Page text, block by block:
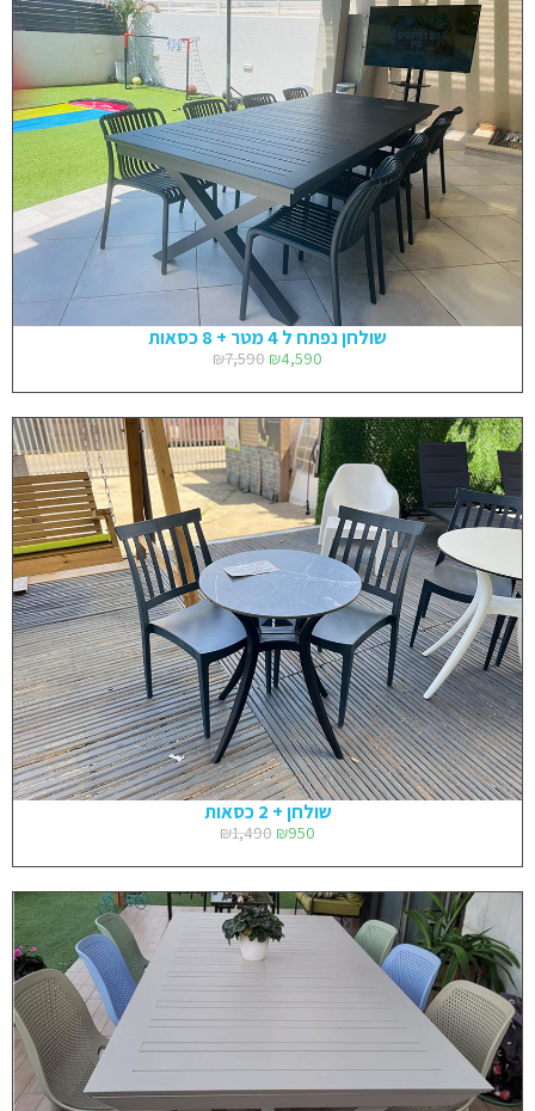
שולחן נפתח ל 4 מטר + 8 כסאות
₪7,590 ₪4,590
שולחן + 2 כסאות
₪1,490 ₪950